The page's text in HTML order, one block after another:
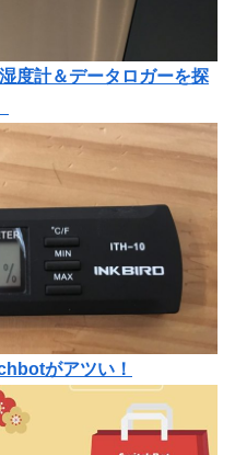
度計＆データロガーを探
がアツい！